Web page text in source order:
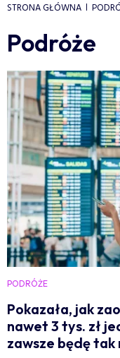
STRONA GŁÓWNA
Podróże
PODRÓŻE
Pokazała, jak
nawet 3 tys. zł
zawsze będę tak